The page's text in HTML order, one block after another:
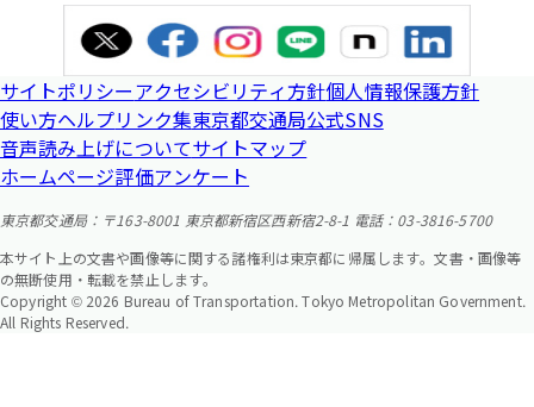
サイトポリシーアクセシビリティ方針個人情報保護方針
使い方ヘルプリンク集東京都交通局公式SNS
音声読み上げについてサイトマップ
ホームページ評価アンケート
東京都交通局：〒163-8001 東京都新宿区西新宿2-8-1 電話：03-3816-5700
本サイト上の文書や画像等に関する諸権利は東京都に帰属します。文書・画像等
の無断使用・転載を禁止します。
Copyright © 2026 Bureau of Transportation. Tokyo Metropolitan Government.
All Rights Reserved.